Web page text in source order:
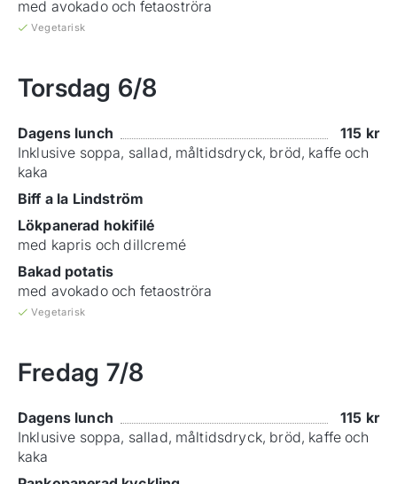
med avokado och fetaoströra
Vegetarisk
Torsdag 6/8
Dagens lunch 115 kr
Inklusive soppa, sallad, måltidsdryck, bröd, kaffe och
kaka
Biff a la Lindström
Lökpanerad hokifilé
med kapris och dillcremé
Bakad potatis
med avokado och fetaoströra
Vegetarisk
Fredag 7/8
Dagens lunch 115 kr
Inklusive soppa, sallad, måltidsdryck, bröd, kaffe och
kaka